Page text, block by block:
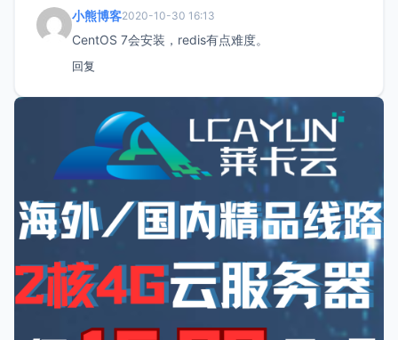
小熊博客2020-10-30 16:13
CentOS 7会安装，redis有点难度。
回复